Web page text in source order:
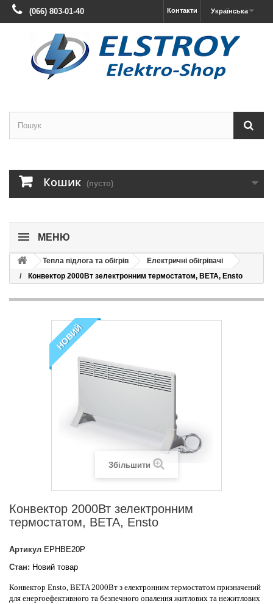
Українська
Контакти
(066) 803-01-40
Кошик (пусто)
МЕНЮ
Тепла підлога та обігрів
Електричні обігрівачі
Конвектор 2000Вт зелектронним термостатом, ВЕТА, Ensto
НОВИЙ
Збільшити
Конвектор 2000Вт зелектронним
термостатом, ВЕТА, Ensto
Артикул EPHBE20P
Стан: Новий товар
Конвектор Ensto, BETA 2000Вт з електронним термостатом призначений
для енергоефективного та безпечного опалення житлових та нежитлових